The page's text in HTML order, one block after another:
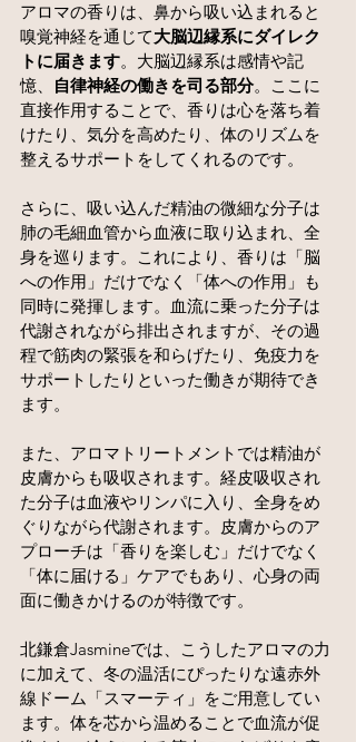
アロマの香りは、鼻から吸い込まれると
嗅覚神経を通じて大脳辺縁系にダイレク
トに届きます。大脳辺縁系は感情や記
憶、
自律神経の働きを司る部分。ここに
直接作用することで、香りは心を落ち着
けたり、気分を高めたり、体のリズムを
整えるサポートをしてくれるのです。
さらに、吸い込んだ精油の微細な分子は
肺の毛細血管から血液に取り込まれ、全
身を巡ります。これにより、香りは「脳
への作用」だけでなく「体への作用」も
同時に発揮します。血流に乗った分子は
代謝されながら排出されますが、その過
程で筋肉の緊張を和らげたり、免疫力を
サポートしたりといった働きが期待でき
ます。
また、アロマトリートメントでは精油が
皮膚からも吸収されます。経皮吸収され
た分子は血液やリンパに入り、全身をめ
ぐりながら代謝されます。皮膚からのア
プローチは「香りを楽しむ」だけでなく
「体に届ける」ケアでもあり、心身の両
面に働きかけるのが特徴です。
北鎌倉Jasmineでは、こうしたアロマの力
に加えて、冬の温活にぴったりな遠赤外
線ドーム「スマーティ」をご用意してい
ます。体を芯から温めることで血流が促